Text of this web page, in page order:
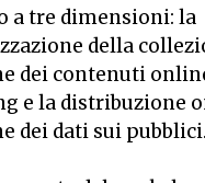
a tre dimensioni: la
della
dei contenuti
e la distribuzione
dei dati sui pubblici.